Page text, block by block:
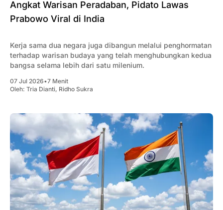
Angkat Warisan Peradaban, Pidato Lawas
Prabowo Viral di India
Kerja sama dua negara juga dibangun melalui penghormatan
terhadap warisan budaya yang telah menghubungkan kedua
bangsa selama lebih dari satu milenium.
07 Jul 2026•7 Menit
Oleh: Tria Dianti, Ridho Sukra